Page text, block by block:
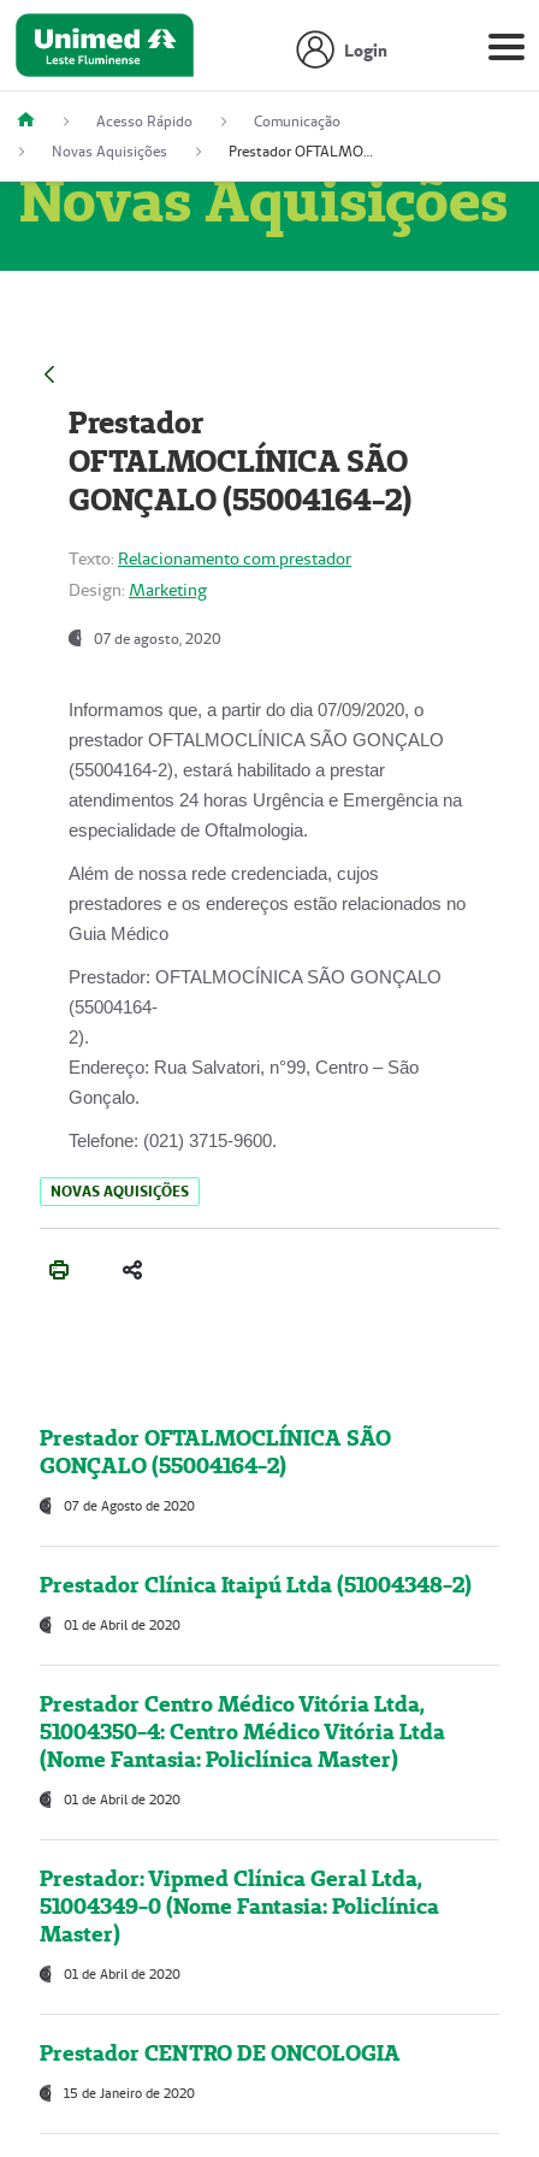
Login
Acesso Rápido
Comunicação
Novas Aquisições
Prestador OFTALMOCLÍNICA SÃO GONÇALO (55004164-2)
Novas Aquisições
Prestador
OFTALMOCLÍNICA SÃO
GONÇALO (55004164-2)
Texto: Relacionamento com prestador
Design: Marketing
07 de agosto, 2020
Informamos que, a partir do dia 07/09/2020, o
prestador OFTALMOCLÍNICA SÃO GONÇALO
(55004164-2), estará habilitado a prestar
atendimentos 24 horas Urgência e Emergência na
especialidade de Oftalmologia.
Além de nossa rede credenciada, cujos
prestadores e os endereços estão relacionados no
Guia Médico
Prestador: OFTALMOCÍNICA SÃO GONÇALO
(55004164-
2).
Endereço: Rua Salvatori, n°99, Centro – São
Gonçalo.
Telefone: (021) 3715-9600.
NOVAS AQUISIÇÕES
Prestador OFTALMOCLÍNICA SÃO
GONÇALO (55004164-2)
07 de Agosto de 2020
Prestador Clínica Itaipú Ltda (51004348-2)
01 de Abril de 2020
Prestador Centro Médico Vitória Ltda,
51004350-4: Centro Médico Vitória Ltda
(Nome Fantasia: Policlínica Master)
01 de Abril de 2020
Prestador: Vipmed Clínica Geral Ltda,
51004349-0 (Nome Fantasia: Policlínica
Master)
01 de Abril de 2020
Prestador CENTRO DE ONCOLOGIA
15 de Janeiro de 2020